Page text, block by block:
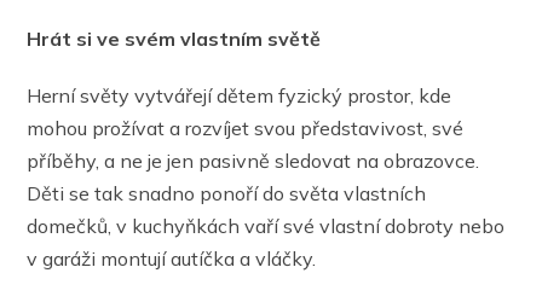
Hrát si ve svém vlastním světě
Herní světy vytvářejí dětem fyzický prostor, kde
mohou prožívat a rozvíjet svou představivost, své
příběhy, a ne je jen pasivně sledovat na obrazovce.
Děti se tak snadno ponoří do světa vlastních
domečků, v kuchyňkách vaří své vlastní dobroty nebo
v garáži montují autíčka a vláčky.